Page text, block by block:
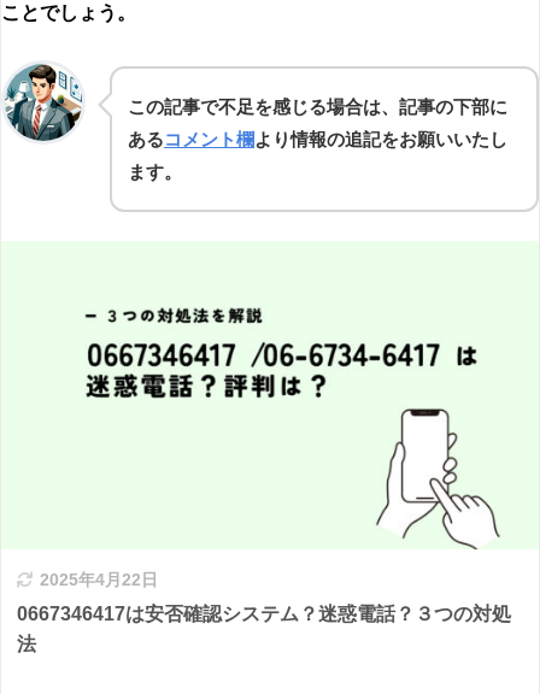
ことでしょう。
この記事で不足を感じる場合は、記事の下部に
あるコメント欄より情報の追記をお願いいたし
ます。
2025年4月22日
0667346417は安否確認システム？迷惑電話？３つの対処
法